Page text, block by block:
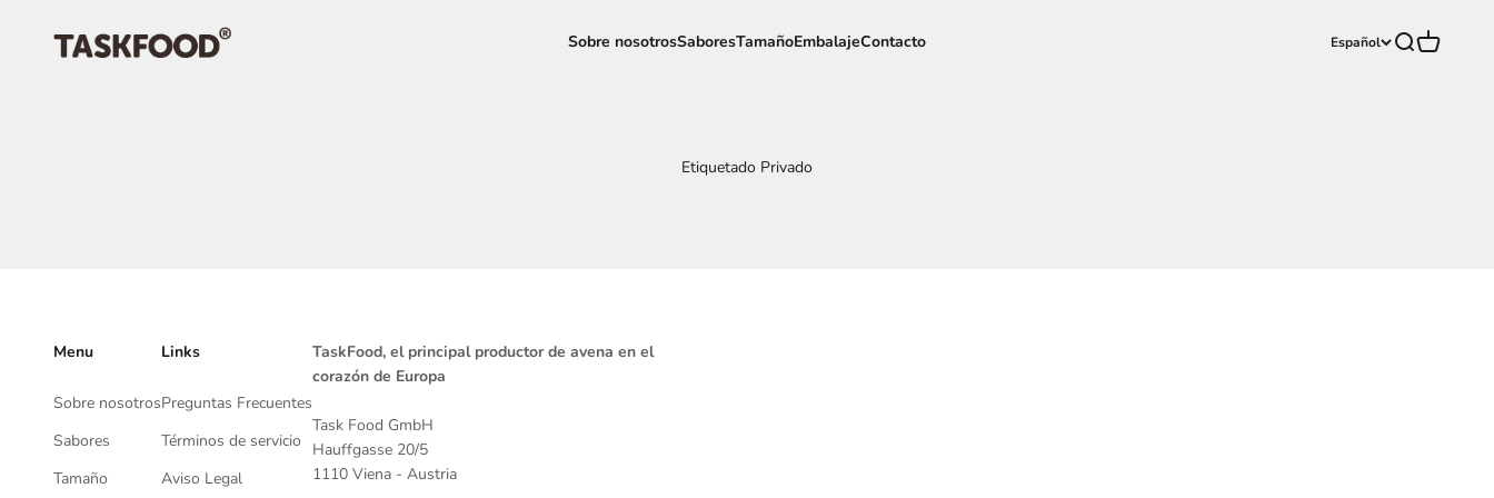
Sobre nosotrosSaboresTamañoEmbalajeContacto
TaskFood GmbH Español Buscar
Carrito
Etiquetado Privado
Menu
Sobre nosotros
Sabores
Tamaño
Links
Preguntas Frecuentes
Términos de servicio
Aviso Legal
TaskFood, el principal productor de avena en el
corazón de Europa
Task Food GmbH
Hauffgasse 20/5
1110 Viena - Austria